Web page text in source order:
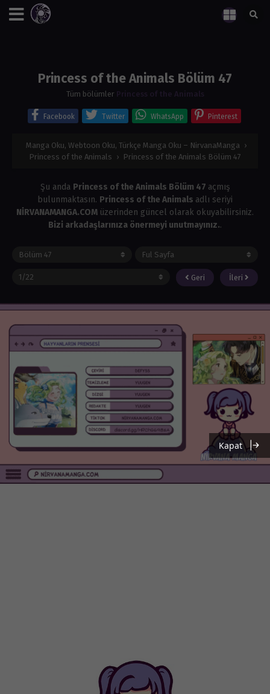
Princess of the Animals Bölüm 47
Tüm bölümler Princess of the Animals
Facebook Twitter WhatsApp Pinterest
Manga Oku, Webtoon Oku, Türkçe Manga Oku – NirvanaManga ›
Princess of the Animals › Princess of the Animals Bölüm 47
Şu anda Princess of the Animals Bölüm 47 açmış
bulunmaktasın. Princess of the Animals adlı seriyi
NİRVANAMANGA.COM üzerinden güncel olarak okuyabilirsiniz.
Bizi arkadaşlarınıza önermeyi unutmayınız..
Geri İleri
Kapat